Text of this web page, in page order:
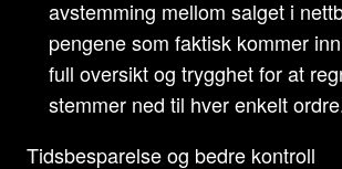
avstemming mellom salget i
pengene som faktisk kommer
full oversikt og trygghet for at
stemmer ned til hver enkelt
Tidsbesparelse og bedre kontroll